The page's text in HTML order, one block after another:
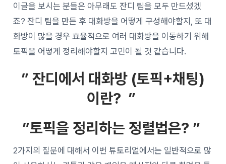
이글을 보시는 분들은 아무래도 잔디 팀을 모두 만드셨겠
죠? 잔디 팀을 만든 후 대화방을 어떻게 구성해야할지, 또 대
화방이 많을 경우 효율적으로 여러 대화방을 이동하기 위해
토픽을 어떻게 정리해야할지 고민이 될 것 같습니다.
” 잔디에서 대화방 (토픽+채팅)
이란? ”
”토픽을 정리하는 정렬법은? ”
2가지의 질문에 대해서 이번 튜토리얼에서는 일반적으로 많